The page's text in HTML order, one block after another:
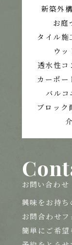
新築外
お庭
タイル施
ウッ
透水性コ
カーポー
バルコ
ブロック
お問い合わせ
興味をお持ち
お問合わせフ
簡単にご希